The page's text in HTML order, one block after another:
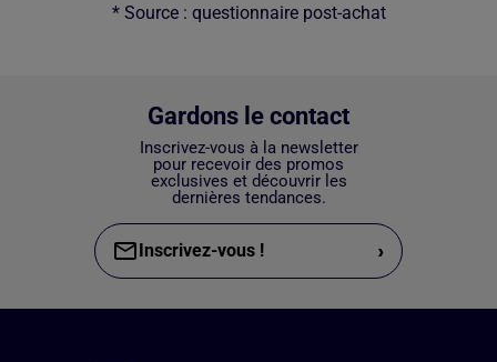
* Source : questionnaire post-achat
Gardons le contact
Inscrivez-vous à la newsletter
pour recevoir des promos
exclusives et découvrir les
dernières tendances.
Inscrivez-vous ! ›